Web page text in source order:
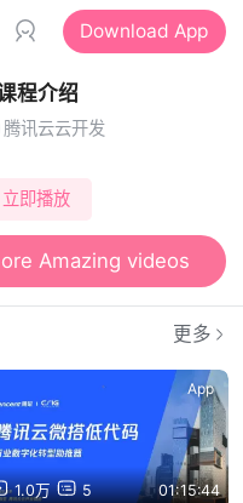
Download App
程介绍
腾讯云云开发
立即播放
Amazing videos
更多
1.0万 5 01:15:44
App